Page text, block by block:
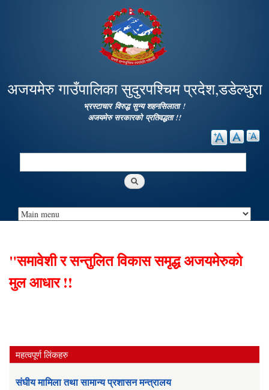
main
content
अजयमेरु गाउँपालिका सुदुरपश्चिम प्रदेश,डडेल्धुरा
भ्रस्टाचार विरुद्ध सुन्य शहनसिलाता !
अजयमेरु सरकारको प्रतिवद्धता !!
Search
"समावेशी र सन्तुलित विकास समृद्ध अजयमेरुको
मुल आधार !!
महत्वपूर्ण लिंकहरु
संघीय मामिला तथा सामान्य प्रशासन मन्त्रालय